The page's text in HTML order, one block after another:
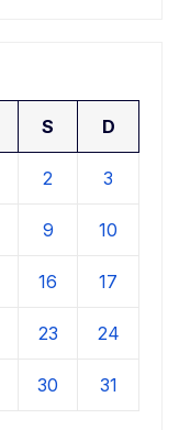
S D
2 3
9 10
16 17
23 24
30 31